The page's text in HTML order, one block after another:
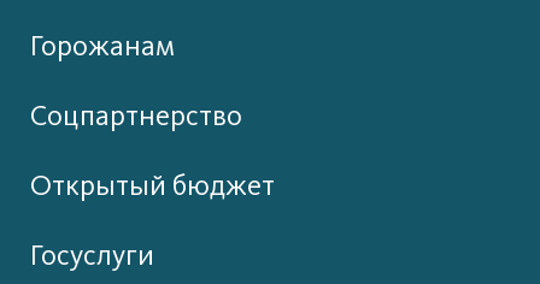
Горожанам
Соцпартнерство
Открытый бюджет
Госуслуги